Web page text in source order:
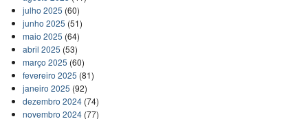
julho 2025 (60)
junho 2025 (51)
maio 2025 (64)
abril 2025 (53)
março 2025 (60)
fevereiro 2025 (81)
janeiro 2025 (92)
dezembro 2024(74)
novembro 2024(77)